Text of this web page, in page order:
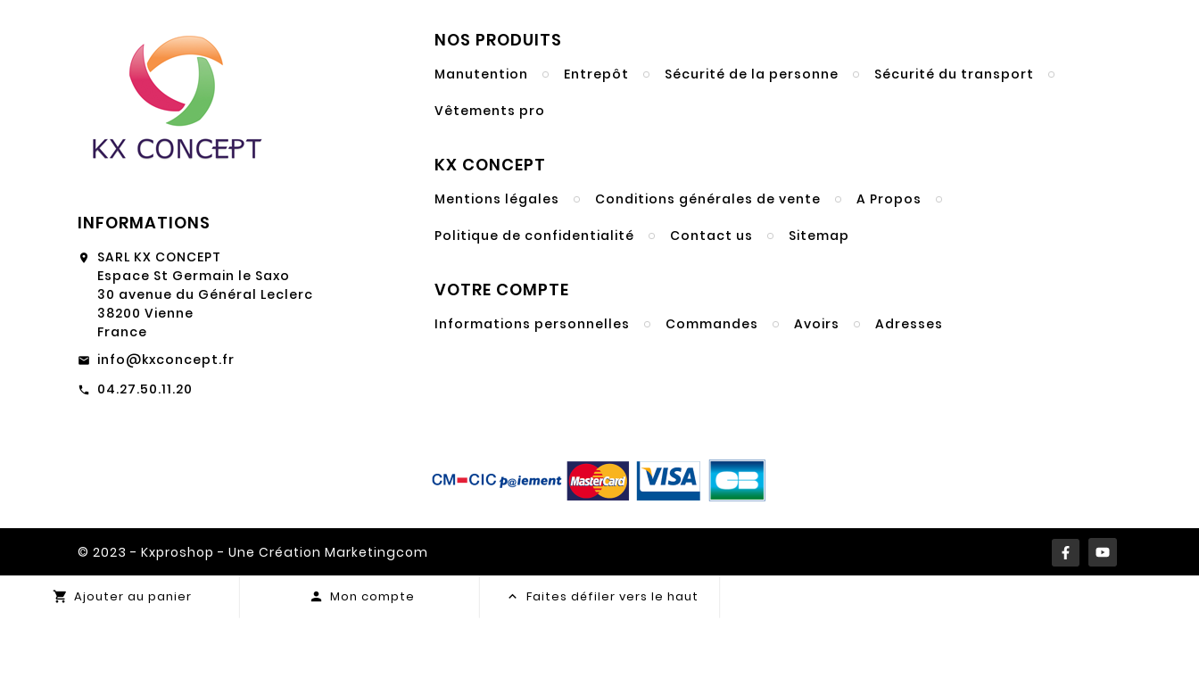
INFORMATIONS
location_on
SARL KX CONCEPT
Espace St Germain le Saxo
30 avenue du Général Leclerc
38200 Vienne
France
email info@kxconcept.fr
call 04.27.50.11.20
NOS PRODUITS
Manutention Entrepôt Sécurité de la personne Sécurité du transport
Vêtements pro
KX CONCEPT
Mentions légales Conditions générales de vente A Propos
Politique de confidentialité Contact us Sitemap
VOTRE COMPTE
Informations personnelles Commandes Avoirs Adresses
© 2023 - Kxproshop - Une Création Marketingcom
 Ajouter au panier  Mon compte  Faites défiler vers le haut